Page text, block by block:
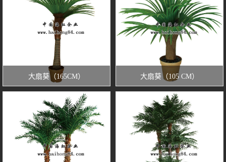
大扇葵（165CM） 大扇葵（105 CM）